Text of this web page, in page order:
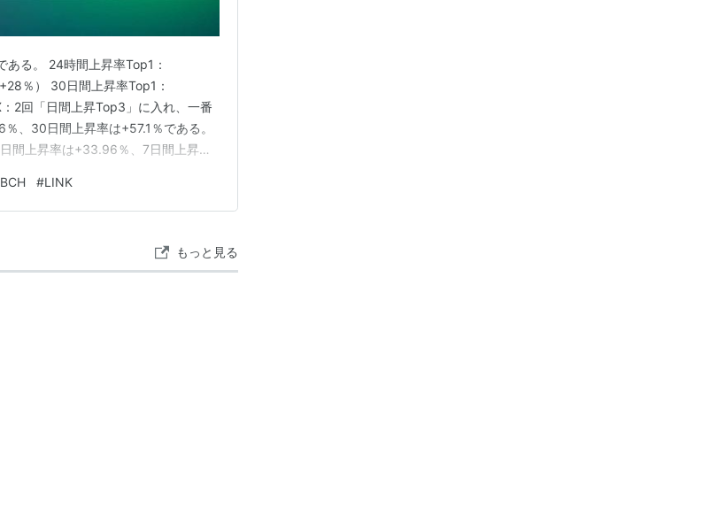
る。 24時間上昇率Top1：
％） 30日間上昇率Top1：
2回「日間上昇Top3」に入れ、一番
、30日間上昇率は+57.1％である。
間上昇率は+33.96％、7日間上昇率
身の投資経…
BCH #LINK
もっと見る